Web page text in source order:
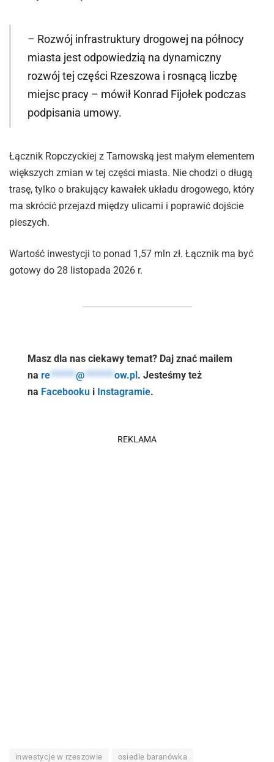
– Rozwój infrastruktury drogowej na północy
miasta jest odpowiedzią na dynamiczny
rozwój tej części Rzeszowa i rosnącą liczbę
miejsc pracy – mówił Konrad Fijołek podczas
podpisania umowy.
Łącznik Ropczyckiej z Tarnowską jest małym elementem
większych zmian w tej części miasta. Nie chodzi o długą
trasę, tylko o brakujący kawałek układu drogowego, który
ma skrócić przejazd między ulicami i poprawić dojście
pieszych.
Wartość inwestycji to ponad 1,57 mln zł. Łącznik ma być
gotowy do 28 listopada 2026 r.
Masz dla nas ciekawy temat? Daj znać mailem
na re******@*******ow.pl. Jesteśmy też
na Facebooku i Instagramie.
REKLAMA
inwestycje w rzeszowie osiedle baranówka